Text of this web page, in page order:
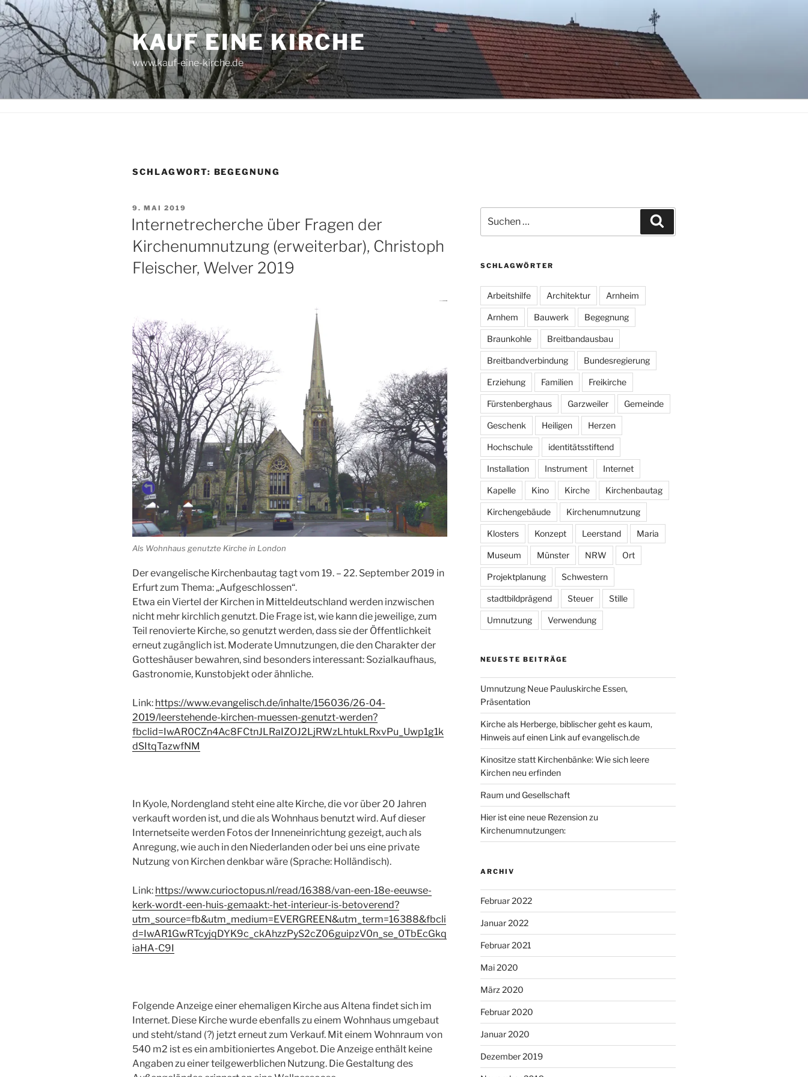
Zum
Inhalt
springen
KAUF EINE KIRCHE
www.kauf-eine-kirche.de
SCHLAGWORT: BEGEGNUNG
VERÖFFENTLICHT
AM
9. MAI 2019
Internetrecherche über Fragen der
Kirchenumnutzung (erweiterbar), Christoph
Fleischer, Welver 2019
Als Wohnhaus genutzte Kirche in London
Der evangelische Kirchenbautag tagt vom 19. – 22. September 2019 in
Erfurt zum Thema: „Aufgeschlossen“.
Etwa ein Viertel der Kirchen in Mitteldeutschland werden inzwischen
nicht mehr kirchlich genutzt. Die Frage ist, wie kann die jeweilige, zum
Teil renovierte Kirche, so genutzt werden, dass sie der Öffentlichkeit
erneut zugänglich ist. Moderate Umnutzungen, die den Charakter der
Gotteshäuser bewahren, sind besonders interessant: Sozialkaufhaus,
Gastronomie, Kunstobjekt oder ähnliche.
Link: https://www.evangelisch.de/inhalte/156036/26-04-
2019/leerstehende-kirchen-muessen-genutzt-werden?
fbclid=IwAR0CZn4Ac8FCtnJLRaIZOJ2LjRWzLhtukLRxvPu_Uwp1g1k
dSItqTazwfNM
In Kyole, Nordengland steht eine alte Kirche, die vor über 20 Jahren
verkauft worden ist, und die als Wohnhaus benutzt wird. Auf dieser
Internetseite werden Fotos der Inneneinrichtung gezeigt, auch als
Anregung, wie auch in den Niederlanden oder bei uns eine private
Nutzung von Kirchen denkbar wäre (Sprache: Holländisch).
Link: https://www.curioctopus.nl/read/16388/van-een-18e-eeuwse-
kerk-wordt-een-huis-gemaakt:-het-interieur-is-betoverend?
utm_source=fb&utm_medium=EVERGREEN&utm_term=16388&fbcli
d=IwAR1GwRTcyjqDYK9c_ckAhzzPyS2cZ06guipzV0n_se_0TbEcGkq
iaHA-C9I
Folgende Anzeige einer ehemaligen Kirche aus Altena findet sich im
Internet. Diese Kirche wurde ebenfalls zu einem Wohnhaus umgebaut
und steht/stand (?) jetzt erneut zum Verkauf. Mit einem Wohnraum von
540 m2 ist es ein ambitioniertes Angebot. Die Anzeige enthält keine
Angaben zu einer teilgewerblichen Nutzung. Die Gestaltung des
nach:
SCHLAGWÖRTER
Arbeitshilfe Architektur Arnheim
Arnhem Bauwerk Begegnung
Braunkohle Breitbandausbau
Breitbandverbindung Bundesregierung
Erziehung Familien Freikirche
Fürstenberghaus Garzweiler Gemeinde
Geschenk Heiligen Herzen
Hochschule identitätsstiftend
Installation Instrument Internet
Kapelle Kino Kirche Kirchenbautag
Kirchengebäude Kirchenumnutzung
Klosters Konzept Leerstand Maria
Museum Münster NRW Ort
Projektplanung Schwestern
stadtbildprägend Steuer Stille
Umnutzung Verwendung
NEUESTE BEITRÄGE
Umnutzung Neue Pauluskirche Essen,
Präsentation
Kirche als Herberge, biblischer geht es kaum,
Hinweis auf einen Link auf evangelisch.de
Kinositze statt Kirchenbänke: Wie sich leere
Kirchen neu erfinden
Raum und Gesellschaft
Hier ist eine neue Rezension zu
Kirchenumnutzungen:
ARCHIV
Februar 2022
Januar 2022
Februar 2021
Mai 2020
März 2020
Februar 2020
Januar 2020
Dezember 2019